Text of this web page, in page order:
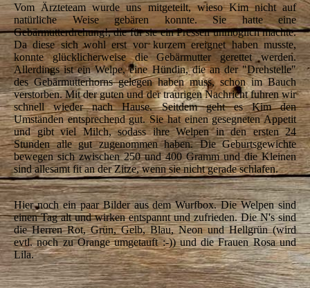
Vom Ärzteteam wurde uns mitgeteilt, wieso Kim nicht auf
natürliche Weise gebären konnte. Sie hatte eine
Gebärmutterdrehung!, die für sie ein Pressen unmöglich machte.
Da diese sich wohl erst vor kurzem ereignet haben musste,
konnte glücklicherweise die Gebärmutter gerettet werden.
Allerdings ist ein Welpe, eine Hündin, die an der "Drehstelle"
des Gebärmutterhorns gelegen haben muss, schon im Bauch
verstorben. Mit der guten und der traurigen Nachricht fuhren wir
schnell wieder nach Hause. Seitdem geht es Kim den
Umständen entsprechend gut. Sie hat einen gesegneten Appetit
und gibt viel Milch, sodass ihre Welpen in den ersten 24
Stunden alle gut zugenommen haben. Die Geburtsgewichte
bewegen sich zwischen 250 und 400 Gramm und die Kleinen
sind allesamt fit an der Zitze, wenn sie nicht gerade schlafen.
Hier noch ein paar Bilder aus dem Wurfbox. Die Welpen sind
einen Tag alt und wirken entspannt und zufrieden. Die N's sind
die Herren Rot, Grün, Gelb, Blau, Neon und Hellgrün (wird
evtl. noch zu Orange umgetauft :-)) und die Frauen Rosa und
Lila.